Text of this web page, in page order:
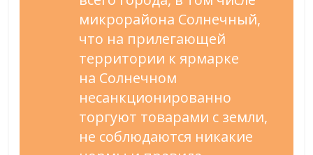
микрорайона Солнечный,
что на прилегающей
территории к ярмарке
на Солнечном
несанкционированно
торгуют товарами с земли,
не соблюдаются никакие